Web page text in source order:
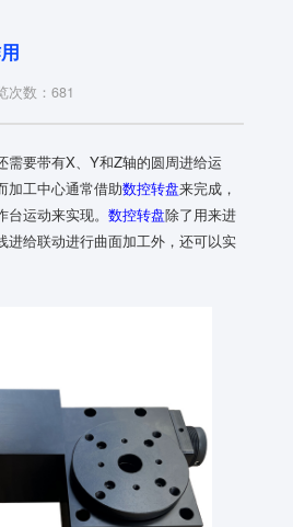
次数：681
需要带有X、Y和Z轴的圆周进给运
加工中心通常借助数控转盘来完成，
运动来实现。 数控转盘除了用来进
进给联动进行曲面加工外，还可以实